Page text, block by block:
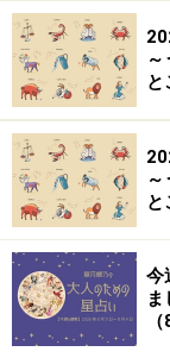
意志のある所に
「こうなりたい
でしょう。
運命は「勝ち取
定されます。戦
開の地をわが物
ただ、パワーは
素晴らしいので
思い切りよく飛
と
と
今
ま